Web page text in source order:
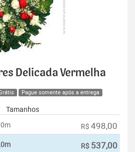
Delicada Vermelha
Pague somente após a entrega
Tamanhos
R$ 498,00
R$ 537,00